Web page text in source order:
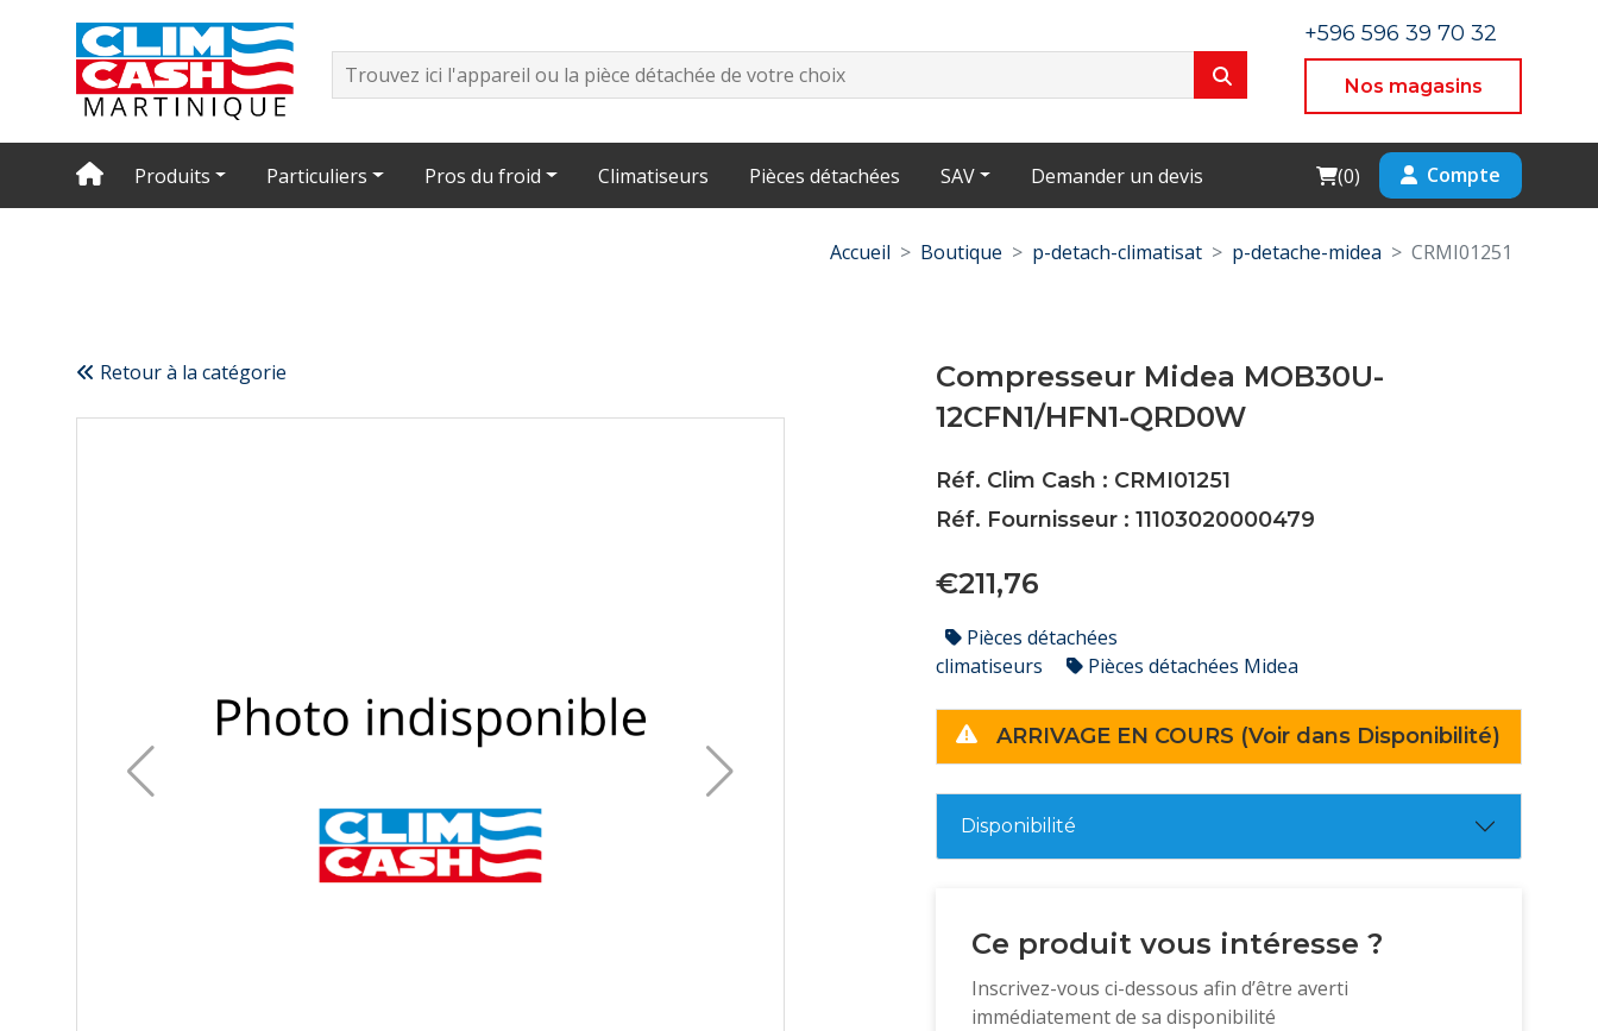
+596 596 39 70 32
Nos magasins
Produits Particuliers Pros du froid Climatiseurs Pièces détachées SAV Demander un devis Cart
(0) Compte
Accueil Boutique p-detach-climatisat p-detache-midea CRMI01251
Retour à la catégorie
Compresseur Midea MOB30U-
12CFN1/HFN1-QRD0W
Réf. Clim Cash : CRMI01251
Réf. Fournisseur : 11103020000479
€211,76
Pièces détachées
climatiseurs
Pièces détachées Midea
ARRIVAGE EN COURS (Voir dans Disponibilité)
Disponibilité
Ce produit vous intéresse ?
Inscrivez-vous ci-dessous afin d’être averti
immédiatement de sa disponibilité